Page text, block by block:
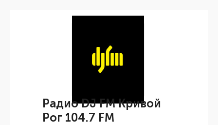
Радио DJ FM Кривой
Рог 104.7 FM